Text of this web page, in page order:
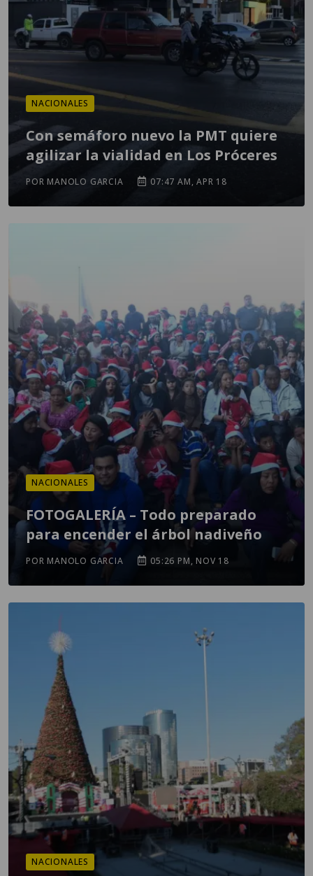
NACIONALES
Con semáforo nuevo la PMT quiere
agilizar la vialidad en Los Próceres
POR MANOLO GARCIA 07:47 AM, APR 18
NACIONALES
FOTOGALERÍA – Todo preparado
para encender el árbol nadiveño
POR MANOLO GARCIA 05:26 PM, NOV 18
NACIONALES